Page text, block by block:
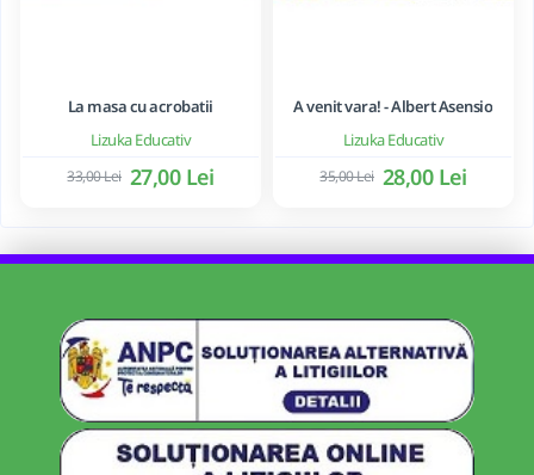
Lizuka Educativ
La masa cu acrobatii
27,00 Lei
33,00 Lei
Lizuka Educativ
A venit vara! - Albert Asensio
28,00 Lei
35,00 Lei